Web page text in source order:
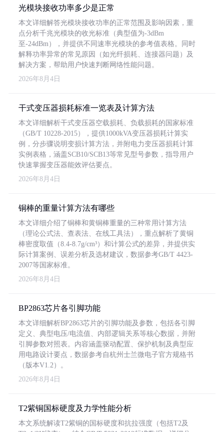
光模块接收功率多少是正常
本文详细解答光模块接收功率的正常范围及影响因素，重
点分析千兆光模块的收光标准（典型值为-3dBm
至-24dBm），并提供不同速率光模块的参考值表格。同时
解释功率异常的常见原因（如光纤损耗、连接器问题）及
解决方案，帮助用户快速判断网络性能问题。
2026年8月4日
干式变压器损耗标准一览表及计算方法
本文详细解析干式变压器空载损耗、负载损耗的国家标准
（GB/T 10228-2015），提供1000kVA变压器损耗计算实
例，分步骤说明变损计算方法，并附电力变压器损耗计算
实例表格，涵盖SCB10/SCB13等常见型号参数，指导用户
快速掌握变压器能效评估要点。
2026年8月4日
铜棒的重量计算方法有哪些
本文详细介绍了铜棒和黄铜棒重量的三种常用计算方法
（理论公式法、查表法、在线工具法），重点解析了黄铜
棒密度取值（8.4-8.7g/cm³）和计算公式的差异，并提供实
际计算案例、误差分析及选材建议，数据参考GB/T 4423-
2007等国家标准。
2026年8月4日
BP2863芯片各引脚功能
本文详细解析BP2863芯片的引脚功能及参数，包括各引脚
定义、典型电压/电流值、内部逻辑关系等核心数据，并附
引脚参数对照表。内容涵盖驱动配置、保护机制及典型应
用电路设计要点，数据参考自杭州士兰微电子官方规格书
（版本V1.2）。
2026年8月4日
T2紫铜国标硬度及力学性能分析
本文系统解读T2紫铜的国标硬度和抗拉强度（包括T2及